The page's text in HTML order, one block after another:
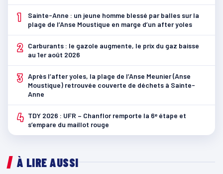
1
Sainte-Anne : un jeune homme blessé par balles sur la
plage de l’Anse Moustique en marge d’un after yoles
2
Carburants : le gazole augmente, le prix du gaz baisse
au 1er août 2026
3 Après l’after yoles, la plage de l’Anse Meunier (Anse
Moustique) retrouvée couverte de déchets à Sainte-
Anne
4 TDY 2026 : UFR – Chanflor remporte la 6ᵉ étape et
s’empare du maillot rouge
À LIRE AUSSI